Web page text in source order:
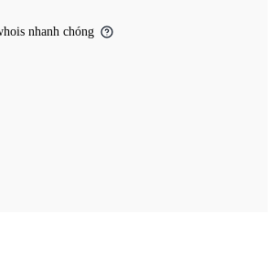
nhanh chóng